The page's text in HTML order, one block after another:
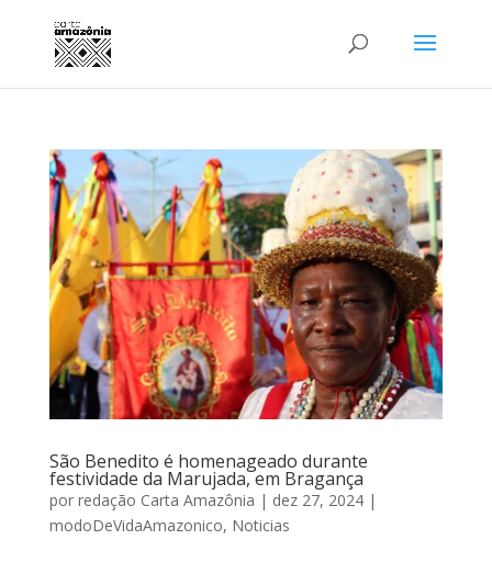
São Benedito é homenageado durante
festividade da Marujada, em Bragança
por redação Carta Amazônia | dez 27, 2024|
modoDeVidaAmazonico, Noticias